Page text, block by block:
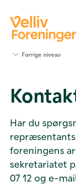
Værktøjer
og viden
Foreningen
Kontakt
os
Forrige niveau
Har du
foreningens
sekretariatet
07 12 og e-